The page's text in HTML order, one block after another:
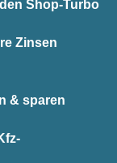
Shop-Turbo
Zinsen
& sparen